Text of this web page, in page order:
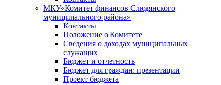
МКУ«Комитет финансов Слюдянского
муниципального района»
Контакты
Положение о Комитете
Сведения о доходах муниципальных
служащих
Бюджет и отчетность
Бюджет для граждан: презентации
Проект бюджета